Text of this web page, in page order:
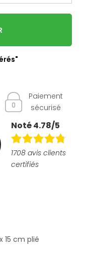
Paiement
sécurisé
Noté 4.78/5
1708 avis clients
certifiés
15 cm plié